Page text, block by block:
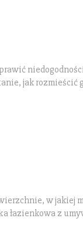
jak rozmieścić
w jakiej
łazienkowa z